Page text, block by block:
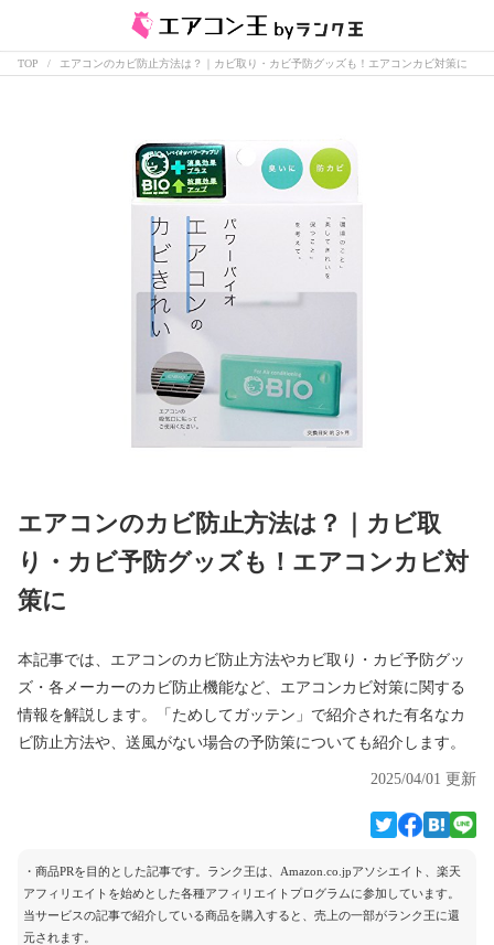
TOP エアコンのカビ防止方法は？｜カビ取り・カビ予防グッズも！エアコンカビ対策に
エアコンのカビ防止方法は？｜カビ取
り・カビ予防グッズも！エアコンカビ対
策に
本記事では、エアコンのカビ防止方法やカビ取り・カビ予防グッ
ズ・各メーカーのカビ防止機能など、エアコンカビ対策に関する
情報を解説します。「ためしてガッテン」で紹介された有名なカ
ビ防止方法や、送風がない場合の予防策についても紹介します。
2025/04/01 更新
・商品PRを目的とした記事です。ランク王は、Amazon.co.jpアソシエイト、楽天
アフィリエイトを始めとした各種アフィリエイトプログラムに参加しています。
当サービスの記事で紹介している商品を購入すると、売上の一部がランク王に還
元されます。